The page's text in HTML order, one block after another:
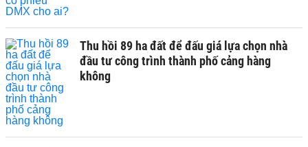
Thu hồi 89 ha đất để đấu giá lựa chọn nhà
đầu tư công trình thành phố cảng hàng
không